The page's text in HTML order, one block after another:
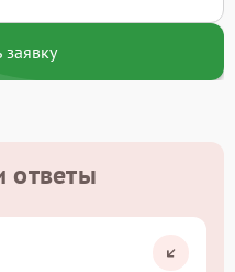
заявку
ответы